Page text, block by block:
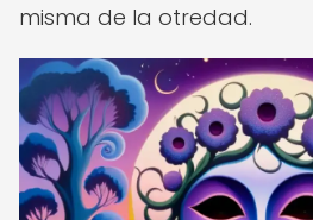
misma de la otredad.